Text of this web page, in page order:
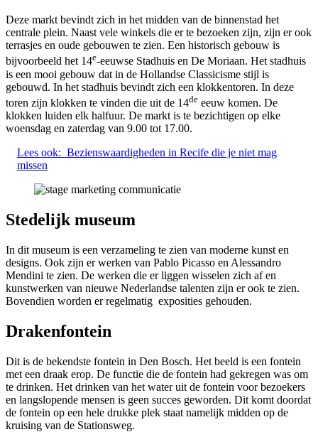
Deze markt bevindt zich in het midden van de binnenstad het
centrale plein. Naast vele winkels die er te bezoeken zijn, zijn er ook
terrasjes en oude gebouwen te zien. Een historisch gebouw is
bijvoorbeeld het 14e-eeuwse Stadhuis en De Moriaan. Het stadhuis
is een mooi gebouw dat in de Hollandse Classicisme stijl is
gebouwd. In het stadhuis bevindt zich een klokkentoren. In deze
toren zijn klokken te vinden die uit de 14de eeuw komen. De
klokken luiden elk halfuur. De markt is te bezichtigen op elke
woensdag en zaterdag van 9.00 tot 17.00.
Lees ook: Bezienswaardigheden in Recife die je niet mag
missen
Stedelijk museum
In dit museum is een verzameling te zien van moderne kunst en
designs. Ook zijn er werken van Pablo Picasso en Alessandro
Mendini te zien. De werken die er liggen wisselen zich af en
kunstwerken van nieuwe Nederlandse talenten zijn er ook te zien.
Bovendien worden er regelmatig exposities gehouden.
Drakenfontein
Dit is de bekendste fontein in Den Bosch. Het beeld is een fontein
met een draak erop. De functie die de fontein had gekregen was om
te drinken. Het drinken van het water uit de fontein voor bezoekers
en langslopende mensen is geen succes geworden. Dit komt doordat
de fontein op een hele drukke plek staat namelijk midden op de
kruising van de Stationsweg.